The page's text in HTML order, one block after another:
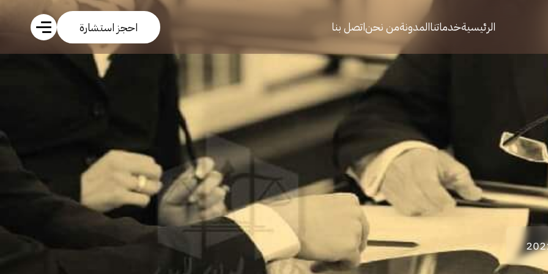
الرئيسيةخدماتناالمدونةمن نحناتصل بنا